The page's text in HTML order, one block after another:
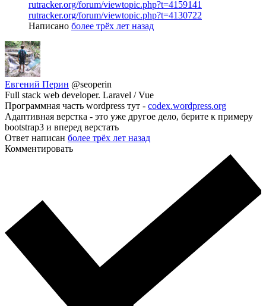
rutracker.org/forum/viewtopic.php?t=4159141
rutracker.org/forum/viewtopic.php?t=4130722
Написано более трёх лет назад
Евгений Перин @seoperin
Full stack web developer. Laravel / Vue
Программная часть wordpress тут - codex.wordpress.org
Адаптивная верстка - это уже другое дело, берите к примеру
bootstrap3 и вперед верстать
Ответ написан более трёх лет назад
Комментировать